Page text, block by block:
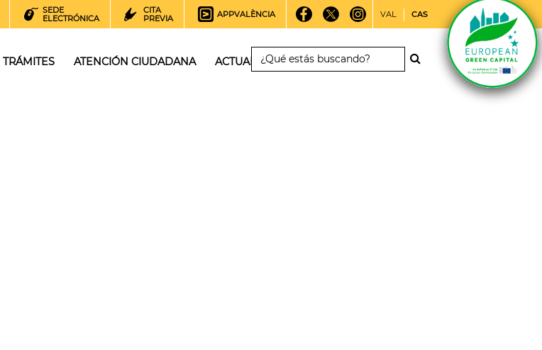
SEDE
ELECTRÓNICA
CITA
PREVIA
APPVALÈNCIA VAL CAS
TRÁMITES ATENCIÓN CIUDADANA ACTUALIDAD